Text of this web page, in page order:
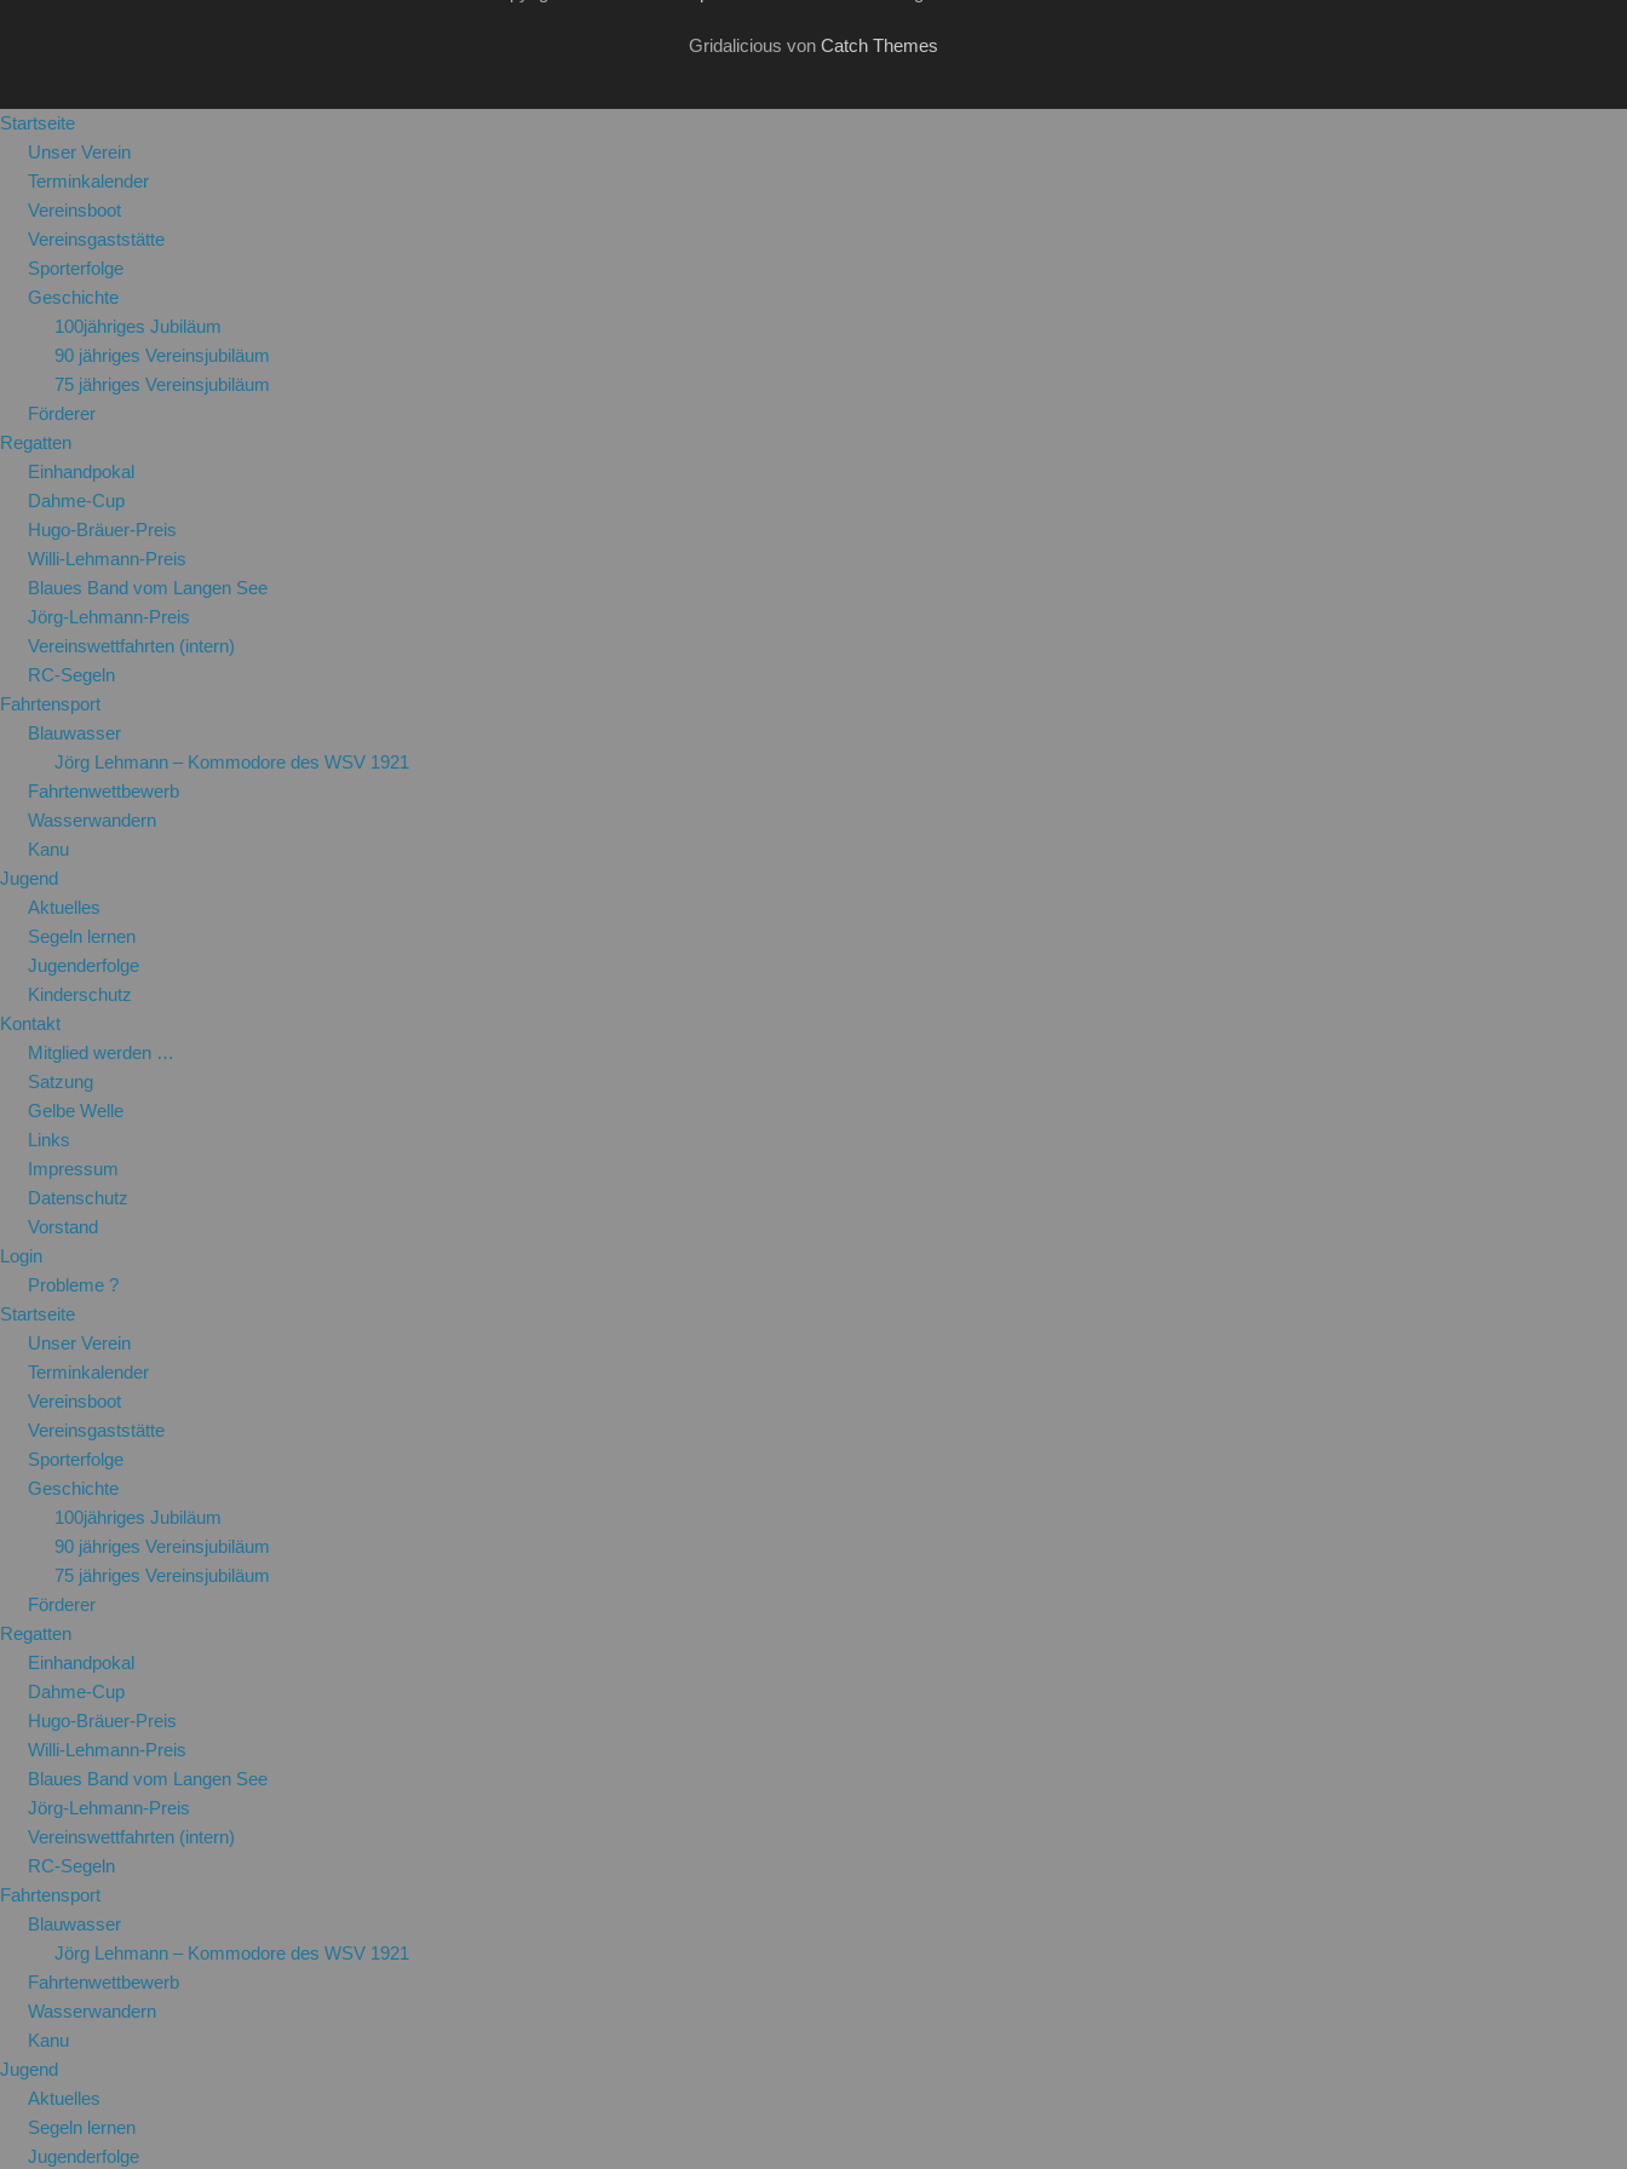
Gridalicious von Catch Themes
Startseite
Unser Verein
Terminkalender
Vereinsboot
Vereinsgaststätte
Sporterfolge
Geschichte
100jähriges Jubiläum
90 jähriges Vereinsjubiläum
75 jähriges Vereinsjubiläum
Förderer
Regatten
Einhandpokal
Dahme-Cup
Hugo-Bräuer-Preis
Willi-Lehmann-Preis
Blaues Band vom Langen See
Jörg-Lehmann-Preis
Vereinswettfahrten (intern)
RC-Segeln
Fahrtensport
Blauwasser
Jörg Lehmann – Kommodore des WSV 1921
Fahrtenwettbewerb
Wasserwandern
Kanu
Jugend
Aktuelles
Segeln lernen
Jugenderfolge
Kinderschutz
Kontakt
Mitglied werden …
Satzung
Gelbe Welle
Links
Impressum
Datenschutz
Vorstand
Login
Probleme ?
Startseite
Unser Verein
Terminkalender
Vereinsboot
Vereinsgaststätte
Sporterfolge
Geschichte
100jähriges Jubiläum
90 jähriges Vereinsjubiläum
75 jähriges Vereinsjubiläum
Förderer
Regatten
Einhandpokal
Dahme-Cup
Hugo-Bräuer-Preis
Willi-Lehmann-Preis
Blaues Band vom Langen See
Jörg-Lehmann-Preis
Vereinswettfahrten (intern)
RC-Segeln
Fahrtensport
Blauwasser
Jörg Lehmann – Kommodore des WSV 1921
Fahrtenwettbewerb
Wasserwandern
Kanu
Jugend
Aktuelles
Segeln lernen
Jugenderfolge